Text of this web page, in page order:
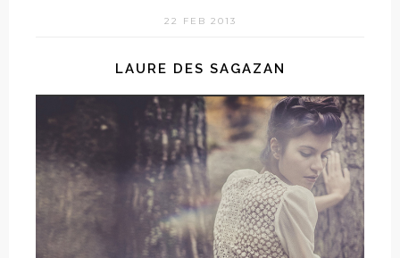
22 FEB 2013
LAURE DES SAGAZAN